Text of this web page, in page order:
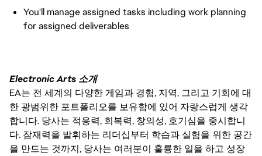
You'll manage assigned tasks including work planning
for assigned deliverables
Electronic Arts 소개
EA는 전 세계의 다양한 게임과 경험, 지역, 그리고 기회에 대
한 광범위한 포트폴리오를 보유함에 있어 자랑스럽게 생각
합니다. 당사는 적응력, 회복력, 창의성, 호기심을 중시합니
다. 잠재력을 발휘하는 리더십부터 학습과 실험을 위한 공간
을 만드는 것까지, 당사는 여러분이 훌륭한 일을 하고 성장